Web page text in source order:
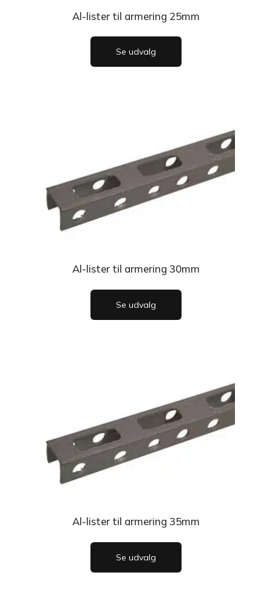
Al-lister til armering 25mm
Se udvalg
Al-lister til armering 30mm
Se udvalg
Al-lister til armering 35mm
Se udvalg